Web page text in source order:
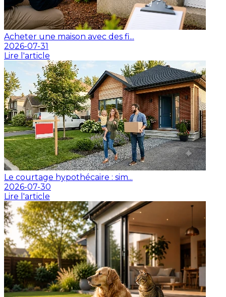
Acheter une maison avec des fi...
2026-07-31
Lire l'article
Le courtage hypothécaire : sim...
2026-07-30
Lire l'article